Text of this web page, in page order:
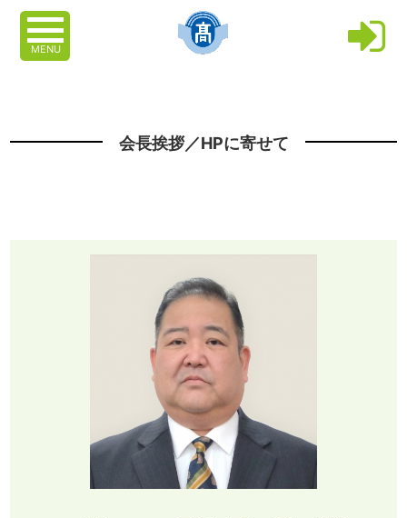
MENU
会長挨拶／HPに寄せて